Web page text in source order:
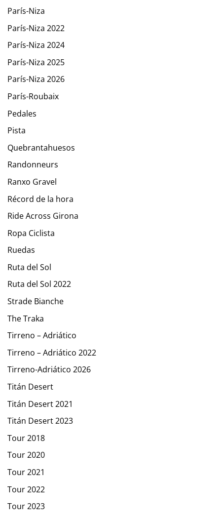
París-Niza
París-Niza 2022
París-Niza 2024
París-Niza 2025
París-Niza 2026
París-Roubaix
Pedales
Pista
Quebrantahuesos
Randonneurs
Ranxo Gravel
Récord de la hora
Ride Across Girona
Ropa Ciclista
Ruedas
Ruta del Sol
Ruta del Sol 2022
Strade Bianche
The Traka
Tirreno – Adriático
Tirreno – Adriático 2022
Tirreno-Adriático 2026
Titán Desert
Titán Desert 2021
Titán Desert 2023
Tour 2018
Tour 2020
Tour 2021
Tour 2022
Tour 2023